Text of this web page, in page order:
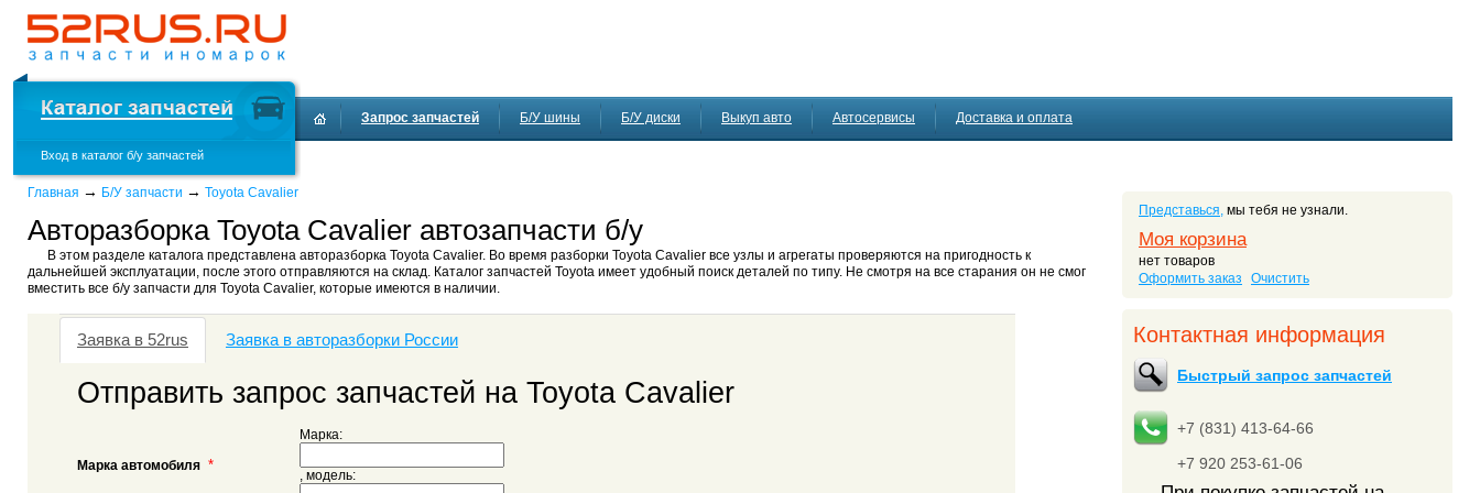
Вход в каталог б/у запчастей
Запрос запчастей Б/У шины Б/У диски Выкуп авто Автосервисы Доставка и оплата
Представься, мы тебя не узнали.
Моя корзина
нет товаров
Оформить заказ
Очистить
Контактная информация
Быстрый запрос запчастей
+7 (831) 413-64-66
+7 920 253-61-06
Главная → Б/У запчасти → Toyota Cavalier
Авторазборка Toyota Cavalier автозапчасти б/у
В этом разделе каталога представлена авторазборка Toyota Cavalier. Во время разборки Toyota Cavalier все узлы и агрегаты проверяются на пригодность к
дальнейшей эксплуатации, после этого отправляются на склад. Каталог запчастей Toyota имеет удобный поиск деталей по типу. Не смотря на все старания он не смог
вместить все б/у запчасти для Toyota Cavalier, которые имеются в наличии.
Заявка в 52rus Заявка в авторазборки России
Отправить запрос запчастей на Toyota Cavalier
Марка автомобиля *
Марка:
, модель: